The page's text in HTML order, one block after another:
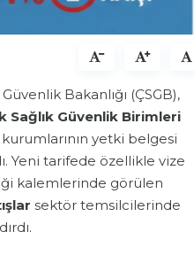
Bakanlığı (ÇSGB),
Sağlık Güvenlik Birimleri
yetki belgesi
Yeni tarifede özellikle vize
kalemlerinde görülen
sektör temsilcilerinde